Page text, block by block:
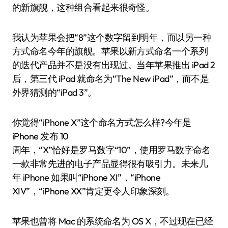
的新旗舰，这种组合看起来很奇怪。
我认为苹果会把“8”这个数字留到明年，而以另一种
方式命名今年的旗舰。苹果以新方式命名一个系列
的迭代产品并不是没有出现过。当年苹果推出 iPad 2
后，第三代 iPad 就命名为“The New iPad”，而不是
外界猜测的“iPad 3”。
你觉得“iPhone X”这个命名方式怎么样?今年是
iPhone 发布 10
周年，“X”恰好是罗马数字“10”，使用罗马数字命名
一款非常先进的电子产品显得很有吸引力。未来几
年 iPhone 如果叫“iPhone XI”，“iPhone
XIV”，“iPhone XX”肯定更令人印象深刻。
苹果也曾将 Mac 的系统命名为 OS X，不过现在已经